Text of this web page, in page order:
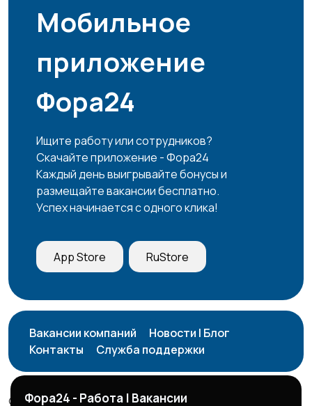
Мобильное
приложение
Фора24
Ищите работу или сотрудников?
Скачайте приложение - Фора24
Каждый день выигрывайте бонусы и
размещайте вакансии бесплатно.
Успех начинается с одного клика!
App Store RuStore
Вакансии компаний
Новости | Блог
Контакты
Служба поддержки
© 2026 Фора24 | Вакансии
Фора24 - Работа | Вакансии